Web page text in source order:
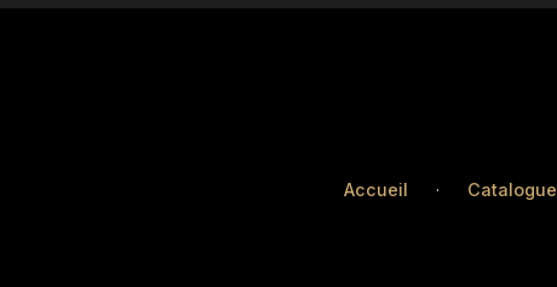
Accueil · Catalogue